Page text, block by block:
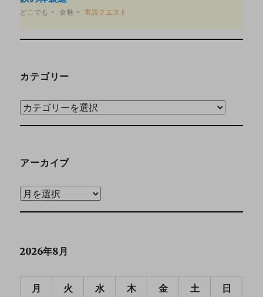
どこでも 金魅 常設クエスト
カテゴリー
アーカイブ
2026年8月
月 火 水 木 金 土 日